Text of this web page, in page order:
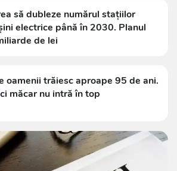
să dubleze numărul stațiilor
electrice până în 2030. Planul
de lei
oamenii trăiesc aproape 95 de ani.
măcar nu intră în top